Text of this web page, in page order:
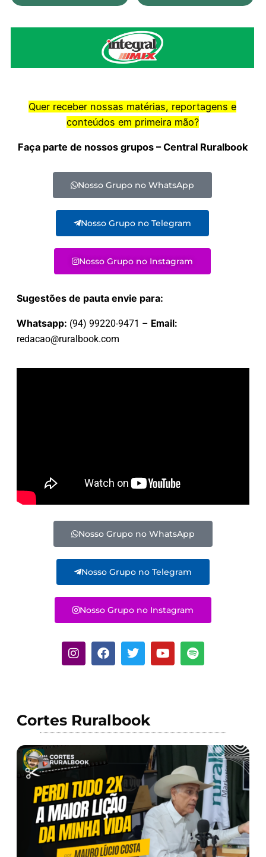
Quer receber nossas matérias, reportagens e
conteúdos em primeira mão?
Faça parte de nossos grupos – Central Ruralbook
Nosso Grupo no WhatsApp
Nosso Grupo no Telegram
Nosso Grupo no Instagram
Sugestões de pauta envie para:
Whatsapp: (94) 99220-9471 – Email:
redacao@ruralbook.com
Nosso Grupo no WhatsApp
Nosso Grupo no Telegram
Nosso Grupo no Instagram
Cortes Ruralbook